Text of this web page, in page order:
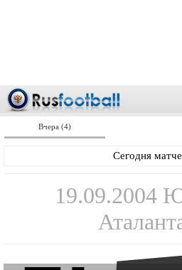
Вчера (4)
Сегодня
19.09.2004